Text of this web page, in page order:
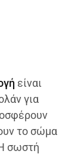
είναι
για
το σώμα
σωστή